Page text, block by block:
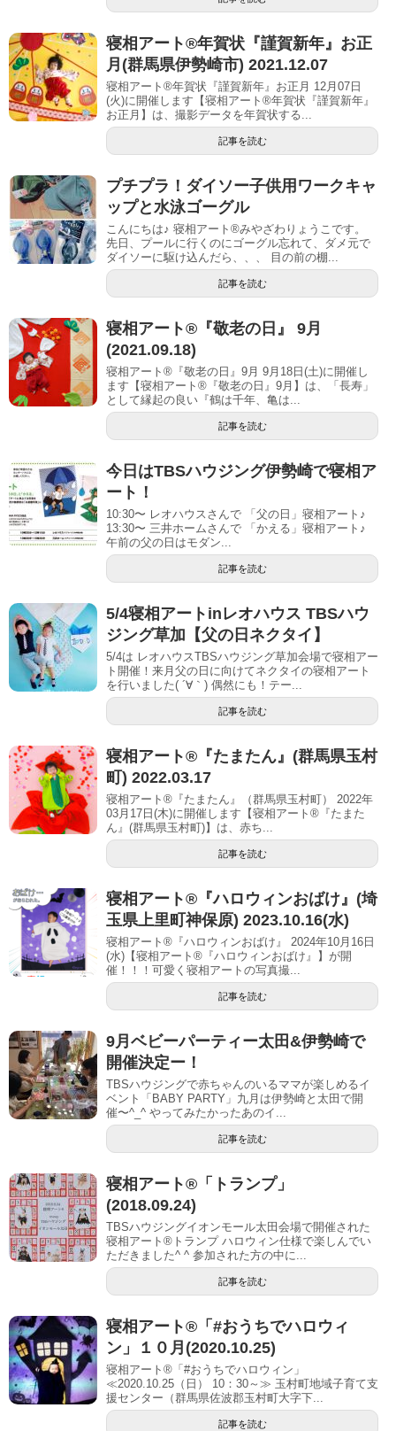
寝相アート®︎年賀状『謹賀新年』お正
月(群馬県伊勢崎市) 2021.12.07
寝相アート®年賀状『謹賀新年』お正月 12月07日
(火)に開催します【寝相アート®︎年賀状『謹賀新年』
お正月】は、撮影データを年賀状する...
記事を読む
プチプラ！ダイソー子供用ワークキャ
ップと水泳ゴーグル
こんにちは♪ 寝相アート®︎みやざわりょうこです。
先日、プールに行くのにゴーグル忘れて、ダメ元で
ダイソーに駆け込んだら、、、 目の前の棚...
記事を読む
寝相アート®︎『敬老の日』 9月
(2021.09.18)
寝相アート®『敬老の日』9月 9月18日(土)に開催し
ます【寝相アート®︎『敬老の日』9月】は、「長寿」
として縁起の良い『鶴は千年、亀は...
記事を読む
今日はTBSハウジング伊勢崎で寝相ア
ート！
10:30〜 レオハウスさんで 「父の日」寝相アート♪
13:30〜 三井ホームさんで 「かえる」寝相アート♪
午前の父の日はモダン...
記事を読む
5/4寝相アートinレオハウス TBSハウ
ジング草加【父の日ネクタイ】
5/4は レオハウスTBSハウジング草加会場で寝相アー
ト開催！来月父の日に向けてネクタイの寝相アート
を行いました( ´∀｀) 偶然にも！テー...
記事を読む
寝相アート®︎『たまたん』(群馬県玉村
町) 2022.03.17
寝相アート®『たまたん』（群馬県玉村町） 2022年
03月17日(木)に開催します【寝相アート®︎『たまた
ん』(群馬県玉村町)】は、赤ち...
記事を読む
寝相アート®︎『ハロウィンおばけ』(埼
玉県上里町神保原) 2023.10.16(水)
寝相アート®『ハロウィンおばけ』 2024年10月16日
(水)【寝相アート®︎『ハロウィンおばけ』】が開
催！！！可愛く寝相アートの写真撮...
記事を読む
9月ベビーパーティー太田&伊勢崎で
開催決定ー！
TBSハウジングで赤ちゃんのいるママが楽しめるイ
ベント「BABY PARTY」九月は伊勢崎と太田で開
催〜^_^ やってみたかったあのイ...
記事を読む
寝相アート®︎「トランプ」
(2018.09.24)
TBSハウジングイオンモール太田会場で開催された
寝相アート®︎トランプ ハロウィン仕様で楽しんでい
ただきました^ ^ 参加された方の中に...
記事を読む
寝相アート®「#おうちでハロウィ
ン」１０月(2020.10.25)
寝相アート®「#おうちでハロウィン」
≪2020.10.25（日） 10：30～≫ 玉村町地域子育て支
援センター（群馬県佐波郡玉村町大字下...
記事を読む